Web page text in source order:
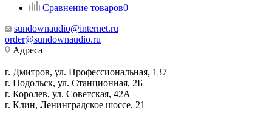
Сравнение товаров0
sundownaudio@internet.ru
order@sundownaudio.ru
Адреса
г. Дмитров, ул. Профессиональная, 137
г. Подольск, ул. Станционная, 2Б
г. Королев, ул. Советская, 42А
г. Клин, Ленинградское шоссе, 21